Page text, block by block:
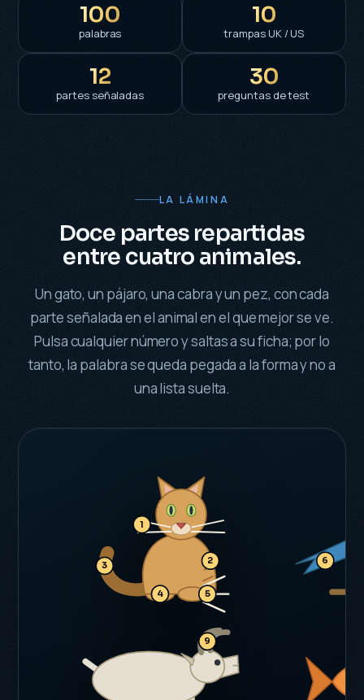
100
palabras
10
trampas UK / US
12
partes señaladas
30
preguntas de test
LA LÁMINA
Doce partes repartidas
entre cuatro animales.
Un gato, un pájaro, una cabra y un pez, con cada
parte señalada en el animal en el que mejor se ve.
Pulsa cualquier número y saltas a su ficha; por lo
tanto, la palabra se queda pegada a la forma y no a
una lista suelta.
1
2
3
4 5
6
9